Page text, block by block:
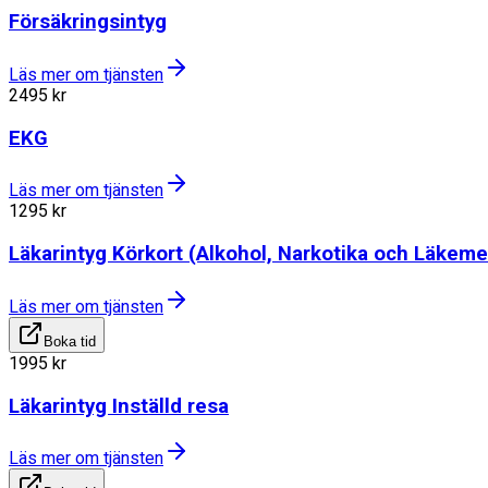
Försäkringsintyg
Läs mer om tjänsten
2495 kr
EKG
Läs mer om tjänsten
1295 kr
Läkarintyg Körkort (Alkohol, Narkotika och
Läs mer om tjänsten
Boka tid
1995 kr
Läkarintyg Inställd resa
Läs mer om tjänsten